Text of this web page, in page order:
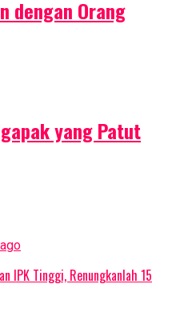
dengan Orang
yang Patut
IPK Tinggi, Renungkanlah 15